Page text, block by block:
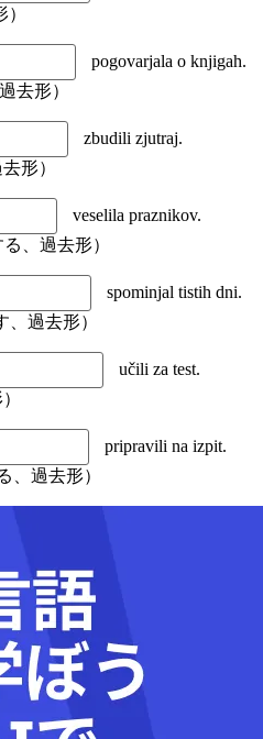
pogovarjala o knjigah.
去形）
zbudili zjutraj.
形）
veselila praznikov.
、過去形）
spominjal tistih dni.
、過去形）
učili za test.
pripravili na izpit.
、過去形）